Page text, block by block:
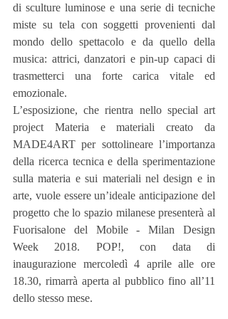
di sculture luminose e una serie di tecniche
miste su tela con soggetti provenienti dal
mondo dello spettacolo e da quello della
musica: attrici, danzatori e pin-up capaci di
trasmetterci una forte carica vitale ed
emozionale.
L’esposizione, che rientra nello special art
project Materia e materiali creato da
MADE4ART per sottolineare l’importanza
della ricerca tecnica e della sperimentazione
sulla materia e sui materiali nel design e in
arte, vuole essere un’ideale anticipazione del
progetto che lo spazio milanese presenterà al
Fuorisalone del Mobile - Milan Design
Week 2018. POP!, con data di
inaugurazione mercoledì 4 aprile alle ore
18.30, rimarrà aperta al pubblico fino all’11
dello stesso mese.